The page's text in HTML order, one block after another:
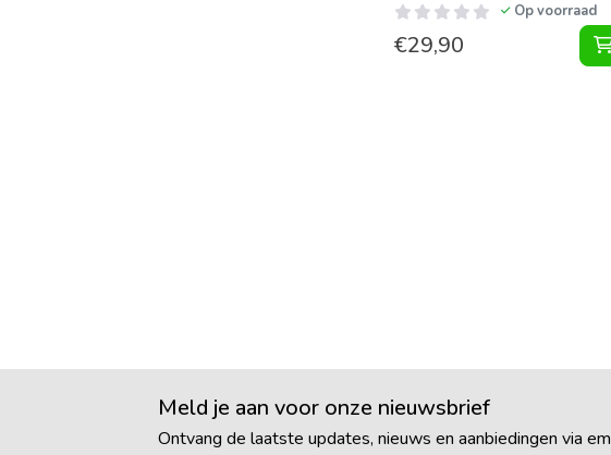
Op voorraad
€29,90
Meld je aan voor onze nieuwsbrief
Ontvang de laatste updates, nieuws en aanbiedingen via